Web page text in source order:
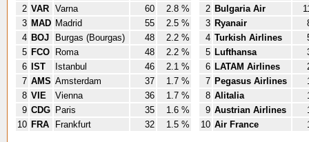
2 VAR Varna 60
2.8 %
3 MAD Madrid 55
2.5 %
4 BOJ Burgas (Bourgas) 48
2.2 %
5 FCO Roma 48
2.2 %
6
IST Istanbul 46
2.1 %
7 AMS Amsterdam 37
1.7 %
8 VIE Vienna 36
1.7 %
9 CDG Paris 35
1.6 %
10 FRA Frankfurt 32 1.5 %
2 Bulgaria Air
3 Ryanair
4 Turkish Airlines
5 Lufthansa
6 LATAM Airlines
7 Pegasus Airlines
8 Alitalia
9 Austrian Airlines
10 Air France